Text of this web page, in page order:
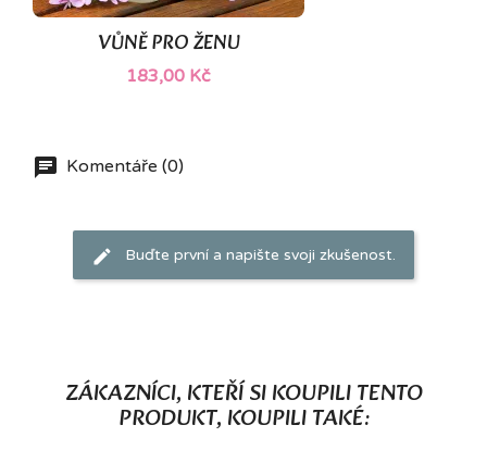
VŮNĚ PRO ŽENU
183,00 Kč
Komentáře (0)
Buďte první a napište svoji zkušenost.
ZÁKAZNÍCI, KTEŘÍ SI KOUPILI TENTO
PRODUKT, KOUPILI TAKÉ: